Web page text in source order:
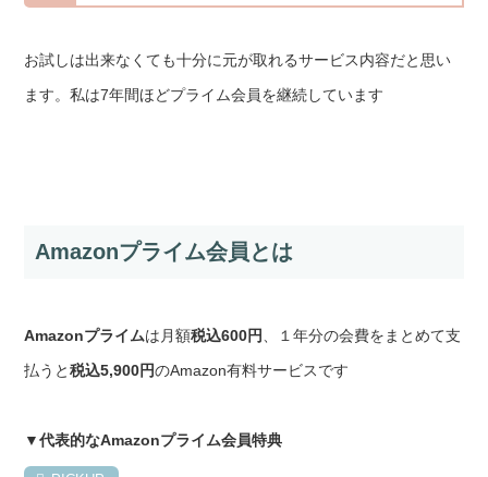
お試しは出来なくても十分に元が取れるサービス内容だと思い
ます。私は7年間ほどプライム会員を継続しています
Amazonプライム会員とは
Amazonプライムは月額税込600円、１年分の会費をまとめて支
払うと税込5,900円のAmazon有料サービスです
▼代表的なAmazonプライム会員特典